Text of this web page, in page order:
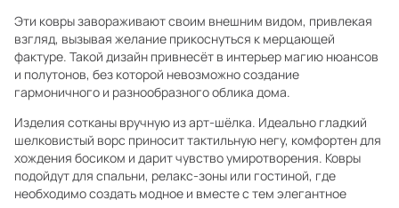
Эти ковры завораживают своим внешним видом, привлекая
взгляд, вызывая желание прикоснуться к мерцающей
фактуре. Такой дизайн привнесёт в интерьер магию нюансов
и полутонов, без которой невозможно создание
гармоничного и разнообразного облика дома.
Изделия сотканы вручную из арт-шёлка. Идеально гладкий
шелковистый ворс приносит тактильную негу, комфортен для
хождения босиком и дарит чувство умиротворения. Ковры
подойдут для спальни, релакс-зоны или гостиной, где
необходимо создать модное и вместе с тем элегантное